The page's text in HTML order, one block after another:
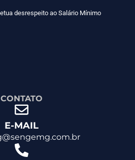
desrespeito ao Salário Mínimo
CONTATO
E-MAIL